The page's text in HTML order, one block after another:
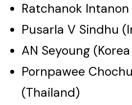
Ratchanok
Pusarla V Sindhu
AN Seyoung
Pornpawee
(Thailand)